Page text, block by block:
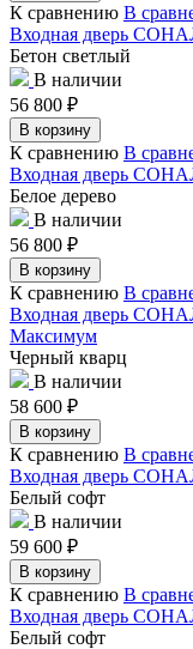
К сравнению В
Входная дверь
Бетон светлый
В наличии
56 800 ₽
В корзину
К сравнению В
Входная дверь
Белое дерево
В наличии
56 800 ₽
В корзину
К сравнению В
Входная дверь
Максимум
Черный кварц
В наличии
58 600 ₽
В корзину
К сравнению В
Входная дверь
Белый софт
В наличии
59 600 ₽
В корзину
К сравнению В
Входная дверь
Белый софт